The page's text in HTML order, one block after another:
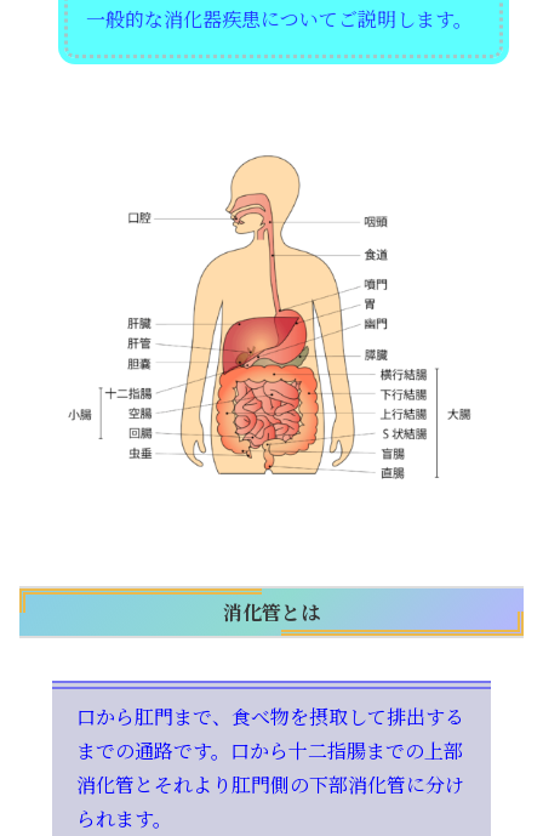
一般的な消化器疾患についてご説明します。
消化管とは
口から肛門まで、食べ物を摂取して排出する
までの通路です。口から十二指腸までの上部
消化管とそれより肛門側の下部消化管に分け
られます。